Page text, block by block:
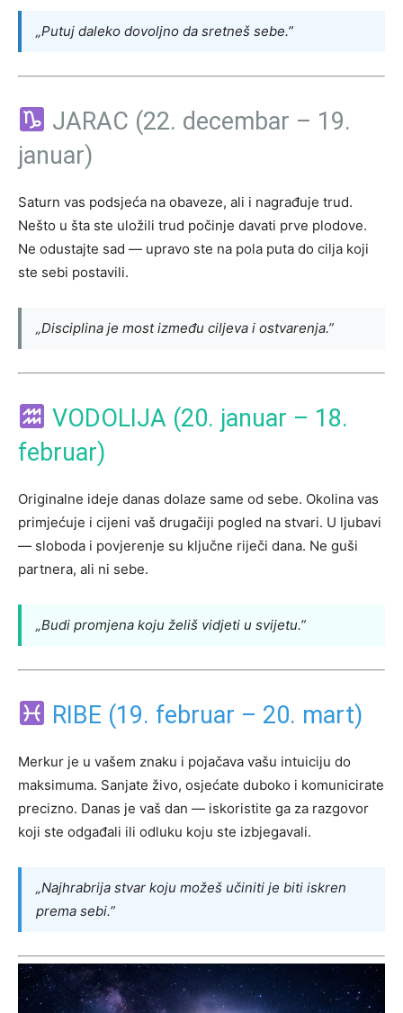
„Putuj daleko dovoljno da sretneš sebe.”
JARAC (22. decembar – 19.
januar)
Saturn vas podsjeća na obaveze, ali i nagrađuje trud.
Nešto u šta ste uložili trud počinje davati prve plodove.
Ne odustajte sad — upravo ste na pola puta do cilja koji
ste sebi postavili.
„Disciplina je most između ciljeva i ostvarenja.”
VODOLIJA (20. januar – 18.
februar)
Originalne ideje danas dolaze same od sebe. Okolina vas
primjećuje i cijeni vaš drugačiji pogled na stvari. U ljubavi
— sloboda i povjerenje su ključne riječi dana. Ne guši
partnera, ali ni sebe.
„Budi promjena koju želiš vidjeti u svijetu.”
RIBE (19. februar – 20. mart)
Merkur je u vašem znaku i pojačava vašu intuiciju do
maksimuma. Sanjate živo, osjećate duboko i komunicirate
precizno. Danas je vaš dan — iskoristite ga za razgovor
koji ste odgađali ili odluku koju ste izbjegavali.
„Najhrabrija stvar koju možeš učiniti je biti iskren
prema sebi.”